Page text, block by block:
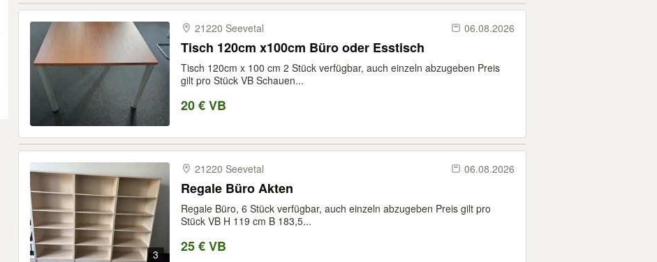
21220 Seevetal 06.08.2026
Tisch 120cm x100cm Büro oder Esstisch
Tisch 120cm x 100 cm 2 Stück verfügbar, auch einzeln abzugeben Preis
gilt pro Stück VB Schauen...
20 € VB
3
21220 Seevetal 06.08.2026
Regale Büro Akten
Regale Büro, 6 Stück verfügbar, auch einzeln abzugeben Preis gilt pro
Stück VB H 119 cm B 183,5...
25 € VB